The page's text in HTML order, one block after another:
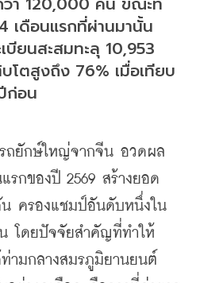
เดือนแรกที่ผ่านมานั้น
บียนสะสมทะลุ 10,953
โตสูงถึง 76% เมื่อเทียบ
ก่อน
ถยักษ์ใหญ่จากจีน อวดผล
รกของปี 2569 สร้างยอด
ครองแชมป์อันดับหนึ่งใน
โดยปัจจัยสำคัญที่ทำให้
ามกลางสมรภูมิยานยนต์